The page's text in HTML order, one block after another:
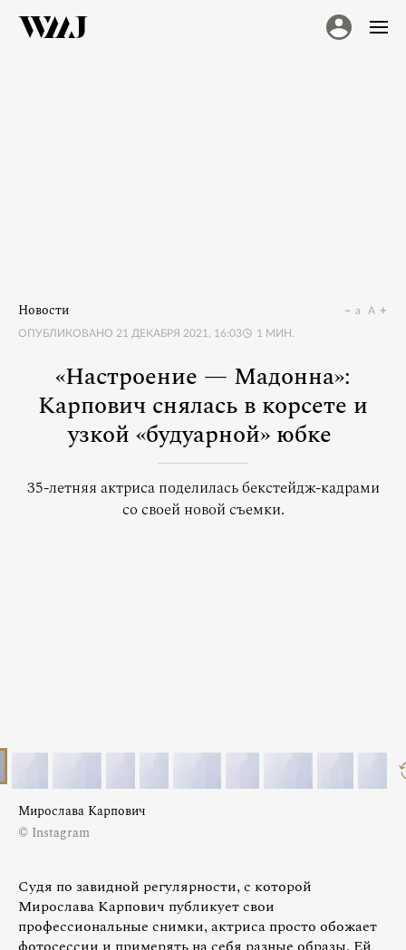
Новости
ОПУБЛИКОВАНО 21 ДЕКАБРЯ 2021, 16:03 1 МИН.
a A
«Настроение — Мадонна»:
Карпович снялась в корсете и
узкой «будуарной» юбке
35-летняя актриса поделилась бекстейдж-кадрами
со своей новой съемки.
Мирослава Карпович
© Instagram
Судя по завидной регулярности, с которой
Мирослава Карпович публикует свои
профессиональные снимки, актриса просто обожает